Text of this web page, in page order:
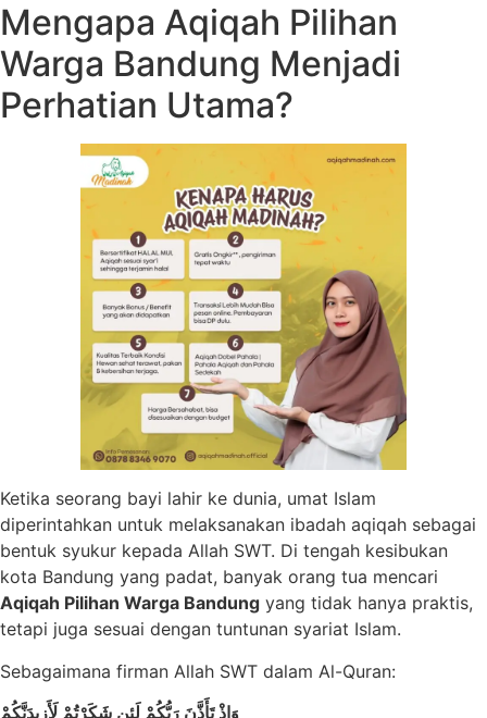
Mengapa Aqiqah Pilihan
Warga Bandung Menjadi
Perhatian Utama?
Ketika seorang bayi lahir ke dunia, umat Islam
diperintahkan untuk melaksanakan ibadah aqiqah sebagai
bentuk syukur kepada Allah SWT. Di tengah kesibukan
kota Bandung yang padat, banyak orang tua mencari
Aqiqah Pilihan Warga Bandung yang tidak hanya praktis,
tetapi juga sesuai dengan tuntunan syariat Islam.
Sebagaimana firman Allah SWT dalam Al-Quran:
وَإِذْ تَأَذَّنَ رَبُّكُمْ لَئِن شَكَرْتُمْ لَأَزِيدَنَّكُمْ